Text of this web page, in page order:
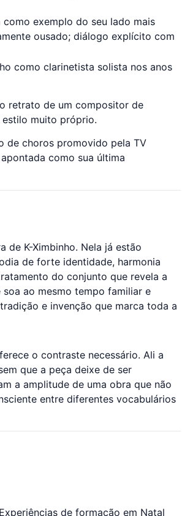
como exemplo do seu lado mais
ousado; diálogo explícito com
como clarinetista solista nos anos
retrato de um compositor de
muito próprio.
de choros promovido pela TV
como sua última
de K-Ximbinho. Nela já estão
de forte identidade, harmonia
do conjunto que revela a
ao mesmo tempo familiar e
e invenção que marca toda a
o contraste necessário. Ali a
que a peça deixe de ser
a amplitude de uma obra que não
entre diferentes vocabulários
de formação em Natal